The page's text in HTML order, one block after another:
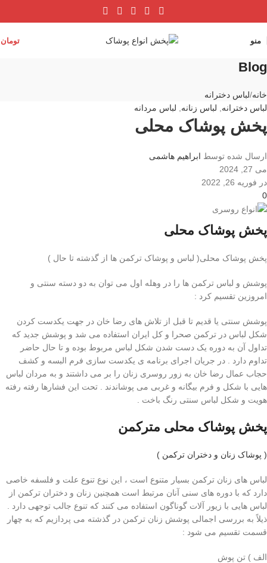
منو تومان
Blog
خانه لباس دخترانه
لباس دخترانه
لباس زنانه لباس مردانه
پخش پوشاک محلی
ارسال شده توسط ابراهیم هاشمی
می 27, 2024
در فوریه 26, 2022
0
پخش پوشاک محلی
پخش پوشاک محلی( لباس و پوشاک ترکمن ها از گذشته تا حال )
پوشش و لباس ترکمن ها را در وهله اول می توان به دو دسته سنتی و
امروزین تقسیم کرد :
پوشش سنتی یا قدیم تا قبل از تلاش های رضا خان در جهت یکدست کردن
شکل لباس در ترکمن صحرا و کل ایران استفاده می شد و پوشش جدید که
تداول آن به دوره یک دست شدن شکل لباس مربوط بوده و تا حال حاضر
تداوم دارد . در جریان اجرای برنامه ی یکدست سازی فرم البسه و کشف
حجاب عمال رضا خان به زور روسری زنان را بر می داشتند و به مردان لباس
هایی با شکل و فرم بیگانه و غربی می پوشاندند . تحت این فشارها رفته رفته
هویت و شکل لباس سنتی رنگ باخت .
پخش پوشاک محلی مترکمن
( پوشاک زنان و دختران ترکمن )
لباس های زنان ترکمن بسیار متنوع است ، این نوع تنوع علت و فلسفه خاصی
دارد که با دوره های سنی آنان مرتبط است همچنین زنان و دختران ترکمن از
لباس هایی با زیور آلات گوناگون استفاده می کنند که تنوع جالب توجهی دارد .
ذیلاً به بررسی اجمالی پوشش زنان ترکمن در گذشته می پردازیم که به چهار
قسمت تقسیم می شود :
الف ) تن پوش